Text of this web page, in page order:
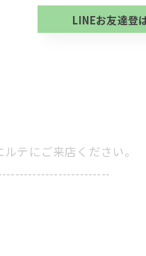
ルテにご来店ください。
初回 500円
方、不必要な
LINEお友達
LINEお友達登